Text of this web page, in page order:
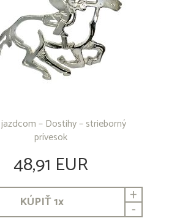
– Dostihy – strieborný
prívesok
48,91 EUR
KÚPIŤ1x +
-